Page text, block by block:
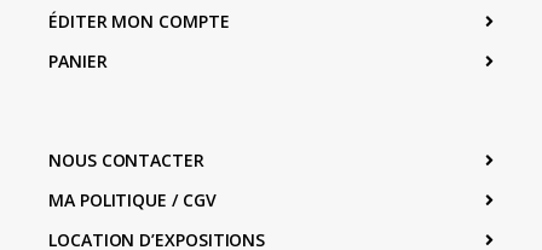
ÉDITER MON COMPTE
PANIER
NOUS CONTACTER
MA POLITIQUE / CGV
LOCATION D’EXPOSITIONS